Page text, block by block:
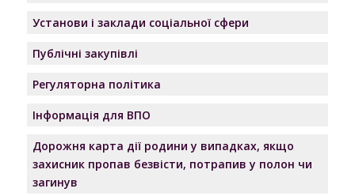
Установи і заклади соціальної сфери
Публічні закупівлі
Регуляторна політика
Інформація для ВПО
Дорожня карта дії родини у випадках, якщо
захисник пропав безвісти, потрапив у полон чи
загинув